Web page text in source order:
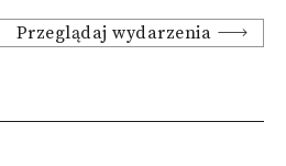
Przeglądaj wydarzenia